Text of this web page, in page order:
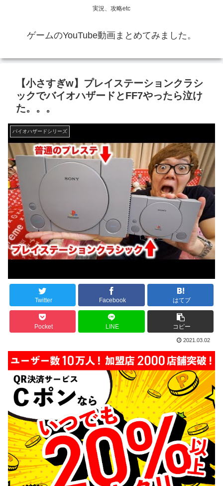
実況、攻略etc
ゲームのYouTube動画まとめてみました。
【小さすぎw】プレイステーションクラシ
ックでバイオハザードとFF7やったら泣け
た。。。
バイオハザードシリーズ
Twitter Facebook はてブ
Pocket LINE コピー
2021.03.02